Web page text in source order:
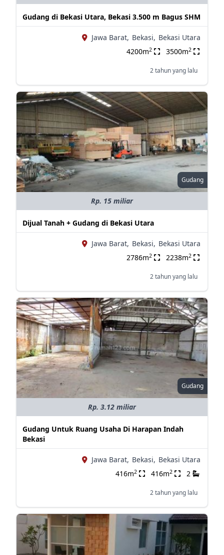
Gudang di Bekasi Utara, Bekasi 3.500 m Bagus SHM
Jawa Barat, Bekasi, Bekasi Utara
4200m2 3500m2
2 tahun yang lalu
Gudang
Rp. 15 miliar
Dijual Tanah + Gudang di Bekasi Utara
Jawa Barat, Bekasi, Bekasi Utara
2786m2 2238m2
2 tahun yang lalu
Gudang
Rp. 3.12 miliar
Gudang Untuk Ruang Usaha Di Harapan Indah
Bekasi
Jawa Barat, Bekasi, Bekasi Utara
416m2 416m2 2
2 tahun yang lalu